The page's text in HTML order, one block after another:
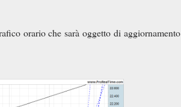
orario che sarà oggetto di aggiornamento